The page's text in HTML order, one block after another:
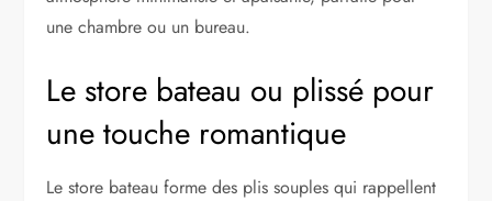
une chambre ou un bureau.
Le store bateau ou plissé pour
une touche romantique
Le store bateau forme des plis souples qui rappellent